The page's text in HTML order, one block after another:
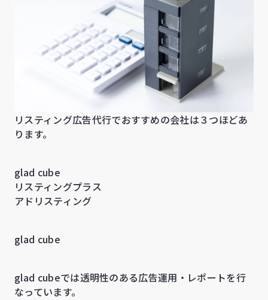
リスティング広告代行でおすすめの会社は３つほどあ
ります。
glad cube
リスティングプラス
アドリスティング
glad cube
glad cubeでは透明性のある広告運用・レポートを行
なっています。